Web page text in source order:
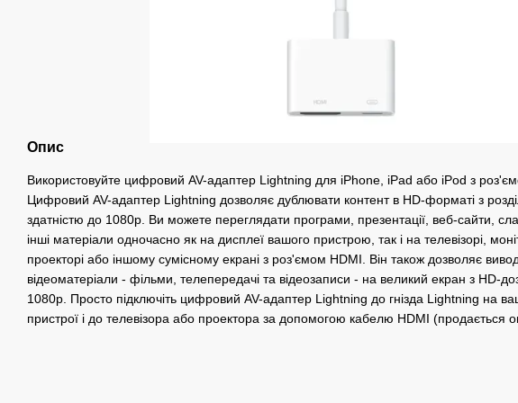
Опис
Використовуйте цифровий AV-адаптер Lightning для iPhone, iPad або iPod з
Цифровий AV-адаптер Lightning дозволяє дублювати контент в HD-форматі з
здатністю до 1080p. Ви можете переглядати програми, презентації, веб-сайти,
інші матеріали одночасно як на дисплеї вашого пристрою, так і на телевізорі,
проекторі або іншому сумісному екрані з роз'ємом HDMI. Він також дозволяє
відеоматеріали - фільми, телепередачі та відеозаписи - на великий екран з HD-
1080p. Просто підключіть цифровий AV-адаптер Lightning до гнізда Lightning на
пристрої і до телевізора або проектора за допомогою кабелю HDMI (продається